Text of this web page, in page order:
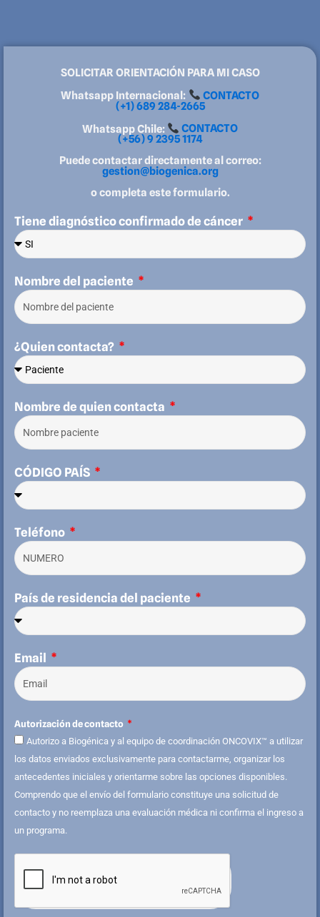
SOLICITAR ORIENTACIÓN PARA MI CASO
Whatsapp Internacional:
CONTACTO
(+1) 689 284-2665
Whatsapp Chile:
CONTACTO
(+56) 9 2395 1174
Puede contactar directamente al correo:
gestion@biogenica.org
o completa este formulario.
Tiene diagnóstico confirmado de cáncer
Nombre del paciente
¿Quien contacta?
Nombre de quien contacta
CÓDIGO PAÍS
Teléfono
País de residencia del paciente
Email
Autorización de contacto
Autorizo a Biogénica y al equipo de coordinación ONCOVIX™ a utilizar
los datos enviados exclusivamente para contactarme, organizar los
antecedentes iniciales y orientarme sobre las opciones disponibles.
Comprendo que el envío del formulario constituye una solicitud de
contacto y no reemplaza una evaluación médica ni confirma el ingreso a
un programa.